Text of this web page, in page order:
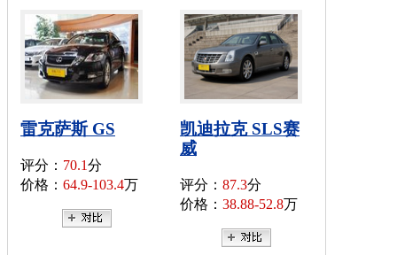
雷克萨斯 GS
评分： 70.1分
价格： 64.9-103.4万
凯迪拉克 SLS赛
威
评分： 87.3分
价格： 38.88-52.8万